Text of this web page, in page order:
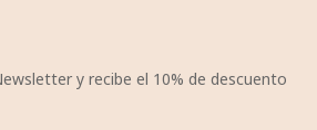
y recibe el 10% de descuento